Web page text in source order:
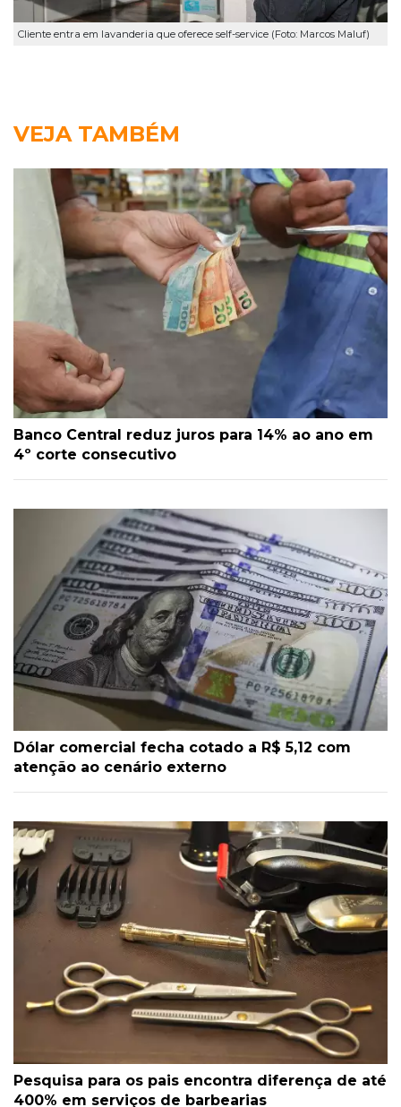
Cliente entra em lavanderia que oferece self-service (Foto: Marcos Maluf)
VEJA TAMBÉM
Banco Central reduz juros para 14% ao ano em
4º corte consecutivo
Dólar comercial fecha cotado a R$ 5,12 com
atenção ao cenário externo
Pesquisa para os pais encontra diferença de até
400% em serviços de barbearias